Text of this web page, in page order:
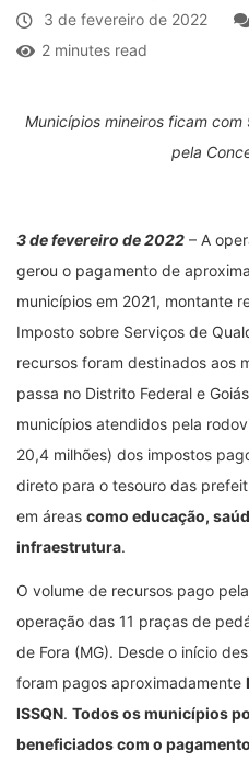
3 de fevereiro de 2022
2 minutes read
Municípios mineiros ficam
pela
3 de fevereiro de 2022 – A
gerou o pagamento de
municípios em 2021, montante
Imposto sobre Serviços de
recursos foram destinados aos
passa no Distrito Federal e
municípios atendidos pela
20,4 milhões) dos impostos
direto para o tesouro das
em áreas como educação,
infraestrutura.
O volume de recursos pago
operação das 11 praças de
de Fora (MG). Desde o início
foram pagos aproximadamente
ISSQN. Todos os municípios
beneficiados com o pagamento